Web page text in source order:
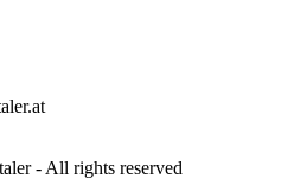
- All rights reserved